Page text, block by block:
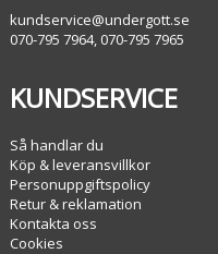
kundservice@undergott.se
070-795 7964, 070-795 7965
KUNDSERVICE
Så handlar du
Köp & leveransvillkor
Personuppgiftspolicy
Retur & reklamation
Kontakta oss
Cookies